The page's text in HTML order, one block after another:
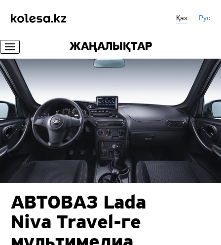
Қаз Рус
ЖАҢАЛЫҚТАР
АВТОВАЗ Lada
Niva Travel-ге